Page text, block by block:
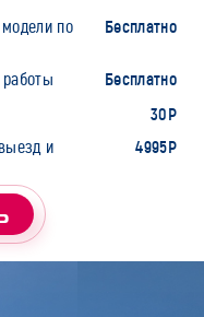
по
Бесплатно
Бесплатно
30Р
и
4995Р